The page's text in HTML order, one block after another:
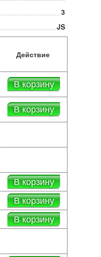
3
JS
Действие
В корзину
В корзину
В корзину
В корзину
В корзину